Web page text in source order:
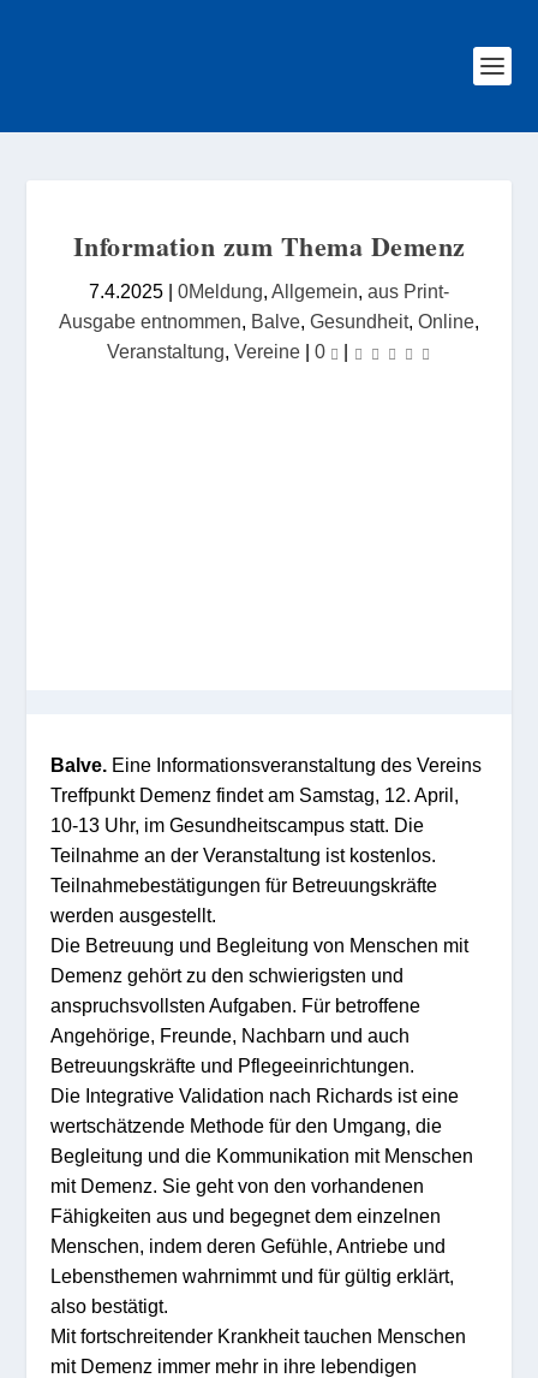
Information zum Thema Demenz
7.4.2025 | 0Meldung, Allgemein, aus Print-
Ausgabe entnommen, Balve, Gesundheit, Online,
Veranstaltung, Vereine| 0 |
Balve. Eine Informationsveranstaltung des Vereins
Treffpunkt Demenz findet am Samstag, 12. April,
10-13 Uhr, im Gesundheitscampus statt. Die
Teilnahme an der Veranstaltung ist kostenlos.
Teilnahmebestätigungen für Betreuungskräfte
werden ausgestellt.
Die Betreuung und Begleitung von Menschen mit
Demenz gehört zu den schwierigsten und
anspruchsvollsten Aufgaben. Für betroffene
Angehörige, Freunde, Nachbarn und auch
Betreuungskräfte und Pflegeeinrichtungen.
Die Integrative Validation nach Richards ist eine
wertschätzende Methode für den Umgang, die
Begleitung und die Kommunikation mit Menschen
mit Demenz. Sie geht von den vorhandenen
Fähigkeiten aus und begegnet dem einzelnen
Menschen, indem deren Gefühle, Antriebe und
Lebensthemen wahrnimmt und für gültig erklärt,
also bestätigt.
Mit fortschreitender Krankheit tauchen Menschen
mit Demenz immer mehr in ihre lebendigen